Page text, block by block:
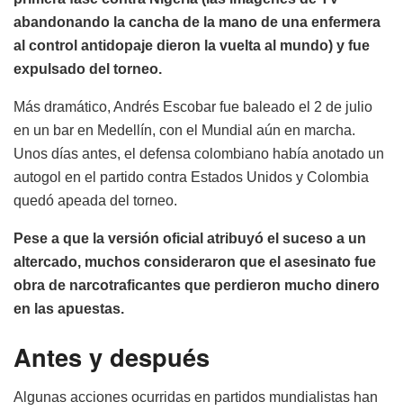
abandonando la cancha de la mano de una enfermera
al control antidopaje dieron la vuelta al mundo) y fue
expulsado del torneo.
Más dramático, Andrés Escobar fue baleado el 2 de julio
en un bar en Medellín, con el Mundial aún en marcha.
Unos días antes, el defensa colombiano había anotado un
autogol en el partido contra Estados Unidos y Colombia
quedó apeada del torneo.
Pese a que la versión oficial atribuyó el suceso a un
altercado, muchos consideraron que el asesinato fue
obra de narcotraficantes que perdieron mucho dinero
en las apuestas.
Antes y después
Algunas acciones ocurridas en partidos mundialistas han